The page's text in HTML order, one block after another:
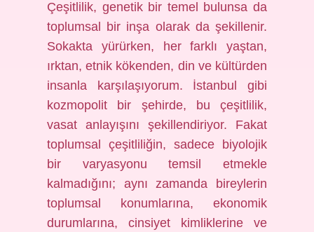
Çeşitlilik, genetik bir temel bulunsa da
toplumsal bir inşa olarak da şekillenir.
Sokakta yürürken, her farklı yaştan,
ırktan, etnik kökenden, din ve kültürden
insanla karşılaşıyorum. İstanbul gibi
kozmopolit bir şehirde, bu çeşitlilik,
vasat anlayışını şekillendiriyor. Fakat
toplumsal çeşitliliğin, sadece biyolojik
bir varyasyonu temsil etmekle
kalmadığını; aynı zamanda bireylerin
toplumsal konumlarına, ekonomik
durumlarına, cinsiyet kimliklerine ve